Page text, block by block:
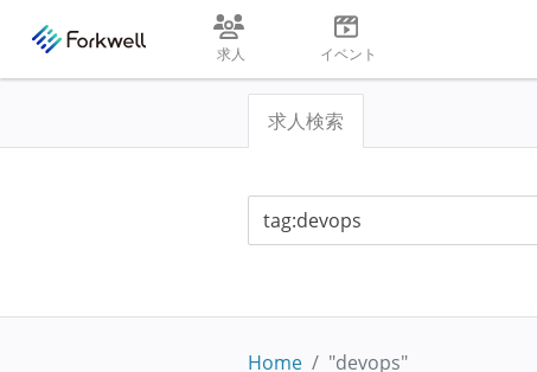
求人 イベント
求人検索
Home "devops"